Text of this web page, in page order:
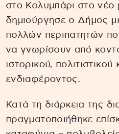
στο Κολυμπάρι στο νέο
δημιούργησε ο Δήμος
πολλών περιπατητών
να γνωρίσουν από
ιστορικού,
ενδιαφέροντος.
Κατά τη διάρκεια της
πραγματοποιήθηκε